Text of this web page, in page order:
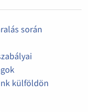
során
külföldön